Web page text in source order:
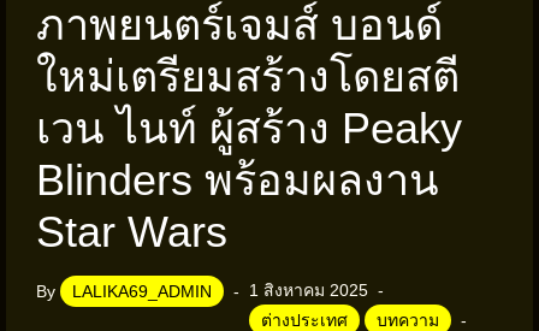
ภาพยนตร์เจมส์ บอนด์
ใหม่เตรียมสร้างโดยสตี
เวน ไนท์ ผู้สร้าง Peaky
Blinders พร้อมผลงาน
Star Wars
By LALIKA69_ADMIN
1 สิงหาคม 2025
ต่างประเทศ
บทความ